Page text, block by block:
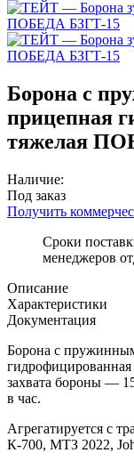
Борона с
прицепная
тяжелая
Наличие:
Под заказ
Получить
Сроки
менеджеров
Описание
Характеристики
Документация
Борона с
захвата бороны —
в час.
Агрегатируется с
К-700, МТЗ 2022,